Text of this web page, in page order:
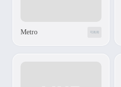
Metro 可商用